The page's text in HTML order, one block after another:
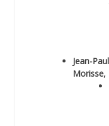
Jean-
Morisse,